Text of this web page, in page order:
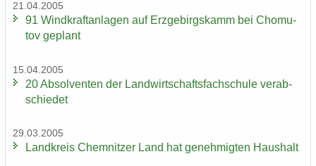
21.04.2005
91 Wind­kraft­an­la­gen auf Erz­ge­birgs­kamm bei Chomu­
tov ge­plant
15.04.2005
20 Ab­sol­ven­ten der Land­wirt­schafts­fach­schu­le ver­ab­
schie­det
29.03.2005
Land­kreis Chem­nit­zer Land hat ge­neh­mig­ten Haus­halt